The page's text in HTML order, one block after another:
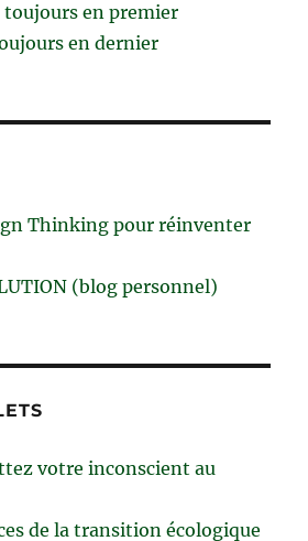
toujours en premier
en dernier
Thinking pour réinventer
(blog personnel)
votre inconscient au
de la transition écologique